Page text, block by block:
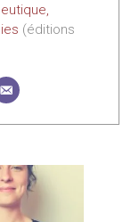
(éditions